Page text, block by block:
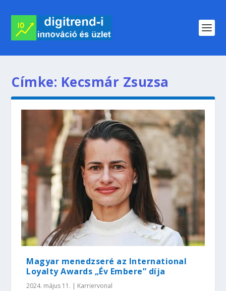
Címke: Kecsmár Zsuzsa
Magyar menedzseré az International
Loyalty Awards „Év Embere” díja
2024. május 11. | Karriervonal